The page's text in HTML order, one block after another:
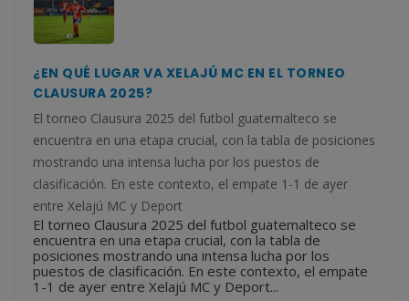
¿EN QUÉ LUGAR VA XELAJÚ MC EN EL TORNEO
CLAUSURA 2025?
El torneo Clausura 2025 del futbol guatemalteco se
encuentra en una etapa crucial, con la tabla de posiciones
mostrando una intensa lucha por los puestos de
clasificación. En este contexto, el empate 1-1 de ayer
entre Xelajú MC y Deport
El torneo Clausura 2025 del futbol guatemalteco se
encuentra en una etapa crucial, con la tabla de
posiciones mostrando una intensa lucha por los
puestos de clasificación. En este contexto, el empate
1-1 de ayer entre Xelajú MC y Deport...